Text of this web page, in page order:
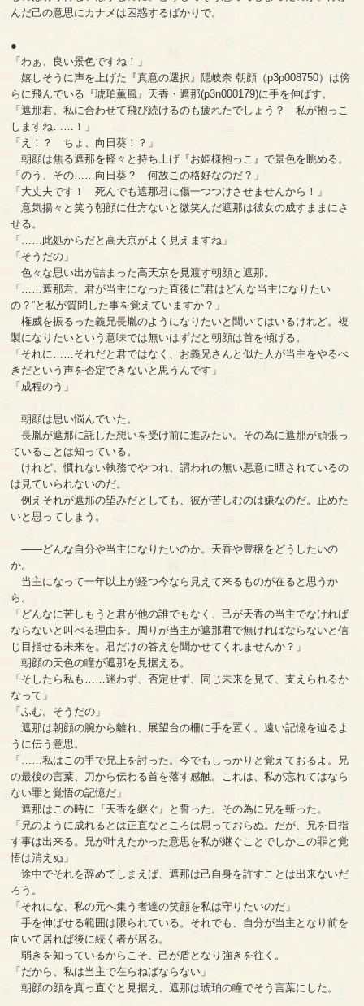
んだ己の意思にカナメは困惑するばかりで。
●
「わぁ、良い景色ですね！」
嬉しそうに声を上げた『真意の選択』隠岐奈 朝顔（p3p008750）は傍
らに飛んでいる『琥珀薫風』天香・遮那(p3n000179)に手を伸ばす。
「遮那君、私に合わせて飛び続けるのも疲れたでしょう？ 私が抱っこ
しますね……！」
「え！？ ちょ、向日葵！？」
朝顔は焦る遮那を軽々と持ち上げ『お姫様抱っこ』で景色を眺める。
「のう、その……向日葵？ 何故この格好なのだ？」
「大丈夫です！ 死んでも遮那君に傷一つつけさせませんから！」
意気揚々と笑う朝顔に仕方ないと微笑んだ遮那は彼女の成すままにさ
せる。
「……此処からだと高天京がよく見えますね」
「そうだの」
色々な思い出が詰まった高天京を見渡す朝顔と遮那。
「……遮那君。君が当主になった直後に”君はどんな当主になりたい
の？”と私が質問した事を覚えていますか？」
権威を振るった義兄長胤のようになりたいと聞いてはいるけれど。複
製になりたいという意味では無いはずだと朝顔は首を傾げる。
「それに……それだと君ではなく、お義兄さんと似た人が当主をやるべ
きだという声を否定できないと思うんです」
「成程のう」
朝顔は思い悩んでいた。
長胤が遮那に託した想いを受け前に進みたい。その為に遮那が頑張っ
ていることは知っている。
けれど、慣れない執務でやつれ、謂われの無い悪意に晒されているの
は見ていられないのだ。
例えそれが遮那の望みだとしても、彼が苦しむのは嫌なのだ。止めた
いと思ってしまう。
――どんな自分や当主になりたいのか。天香や豊穣をどうしたいの
か。
当主になって一年以上が経つ今なら見えて来るものが在ると思うか
ら。
「どんなに苦しもうと君が他の誰でもなく、己が天香の当主でなければ
ならないと叫べる理由を。周りが当主が遮那君で無ければならないと信
じ目指せる未来を。君だけの答えを聞かせてくれませんか？」
朝顔の天色の瞳が遮那を見据える。
「そしたら私も……迷わず、否定せず、同じ未来を見て、支えられるか
なって」
「ふむ。そうだの」
遮那は朝顔の腕から離れ、展望台の柵に手を置く。遠い記憶を辿るよ
うに伝う意思。
「……私はこの手で兄上を討った。今でもしっかりと覚えておるよ。兄
の最後の言葉、刀から伝わる首を落す感触。これは、私が忘れてはなら
ない罪と覚悟の記憶だ」
遮那はこの時に『天香を継ぐ』と誓った。その為に兄を斬った。
「兄のように成れるとは正直なところは思っておらぬ。だが、兄を目指
す事は出来る。兄が叶えたかった意思を私が継ぐことでしかこの罪と覚
悟は消えぬ」
途中でそれを辞めてしまえば、遮那は己自身を許すことは出来ないだ
ろう。
「それにな、私の元へ集う者達の笑顔を私は守りたいのだ」
手を伸ばせる範囲は限られている。それでも、自分が当主となり前を
向いて居れば後に続く者が居る。
弱きを知っているからこそ、己が盾となり強きを往く。
「だから、私は当主で在らねばならない」
朝顔の顔を真っ直ぐと見据え、遮那は琥珀の瞳でそう言葉にした。